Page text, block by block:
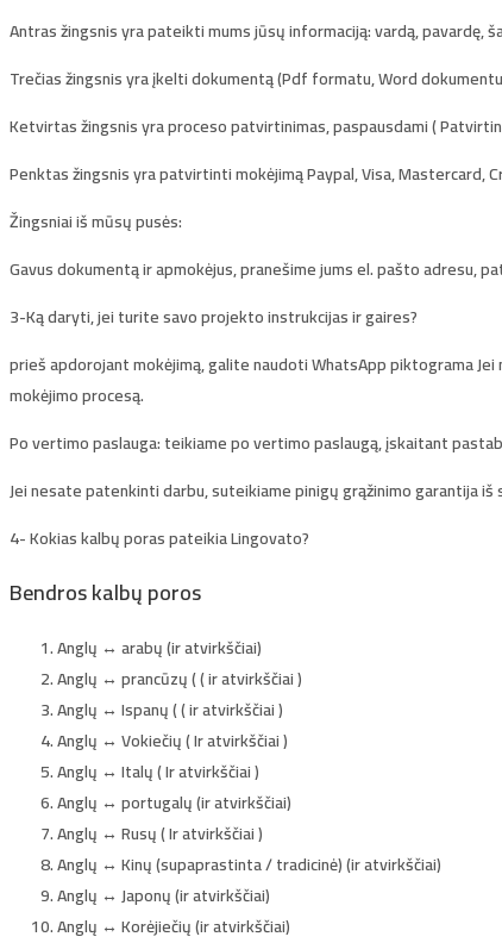
Antras žingsnisyra pateikti mums jūsų informaciją: vardą, pavardę,
Trečias žingsnisyra įkelti dokumentą (Pdf formatu, Word
Ketvirtas žingsnisyra proceso patvirtinimas, paspausdami (
Penktas žingsnisyra patvirtinti mokėjimą Paypal, Visa, Mastercard,
Žingsniai iš mūsų pusės:
Gavus dokumentą ir apmokėjus, pranešime jums el. pašto adresu,
3-Ką daryti, jei turite savo projekto instrukcijas ir gaires?
prieš apdorojant mokėjimą, galite naudotiWhatsApp piktograma
mokėjimo procesą.
Po vertimo paslauga: teikiame po vertimo paslaugą, įskaitant
Jei nesate patenkinti darbu, suteikiamepinigų grąžinimo garantijaiš
4-Kokias kalbų poras pateikia Lingovato?
Bendros kalbų poros
Anglų ↔ arabų (ir atvirkščiai)
Anglų ↔ prancūzų ( ( ir atvirkščiai )
Anglų ↔ Ispanų ( ( ir atvirkščiai )
Anglų ↔ Vokiečių ( Ir atvirkščiai )
Anglų ↔ Italų ( Ir atvirkščiai )
Anglų ↔ portugalų (ir atvirkščiai)
Anglų ↔ Rusų ( Ir atvirkščiai )
Anglų ↔ Kinų (supaprastinta / tradicinė) (ir atvirkščiai)
Anglų ↔ Japonų (ir atvirkščiai)
Anglų ↔ Korėjiečių (ir atvirkščiai)